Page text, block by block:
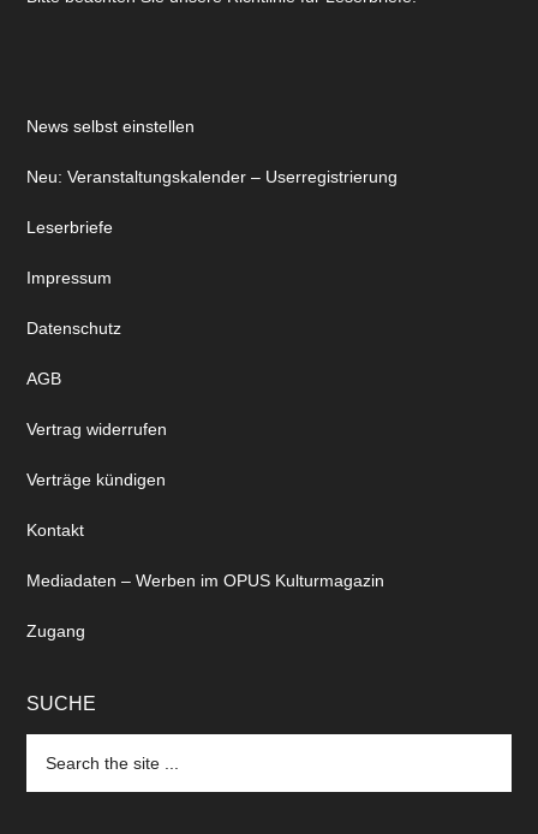
News selbst einstellen
Neu: Veranstaltungskalender – Userregistrierung
Leserbriefe
Impressum
Datenschutz
AGB
Vertrag widerrufen
Verträge kündigen
Kontakt
Mediadaten – Werben im OPUS Kulturmagazin
Zugang
SUCHE
the